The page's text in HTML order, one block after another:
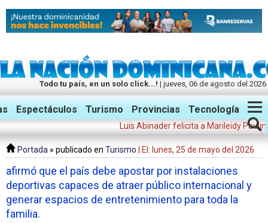
Todo tu país, en un solo click...! | jueves, 06 de agosto del 2026
Twitter Facebook Instagram
Espectáculos Turismo Provincias Tecnología
Luis Abinader felicita a Marileidy Paulino:
Portada » publicado en Turismo | El: lunes, 25 de mayo del 2026
afirmó que el país debe apostar por instalaciones
deportivas capaces de atraer público internacional y
generar espacios de entretenimiento para toda la
familia.